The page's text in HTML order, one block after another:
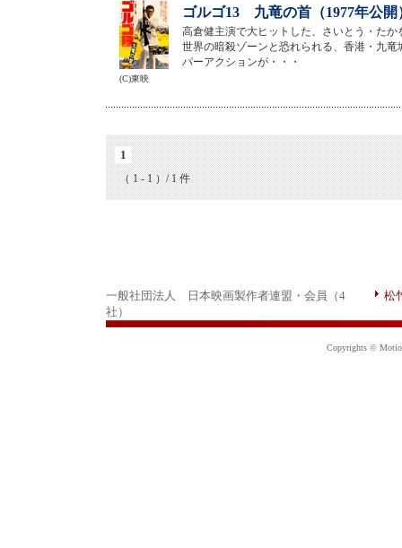
ゴルゴ13 九竜の首（1977年公開
高倉健主演で大ヒットした、さいとう・た
世界の暗殺ゾーンと恐れられる、香港・九
パーアクションが・・・
(C)東映
1
（ 1 - 1 ）/ 1 件
一般社団法人 日本映画製作者連盟・会員（4
社）
松
Copyrights ©